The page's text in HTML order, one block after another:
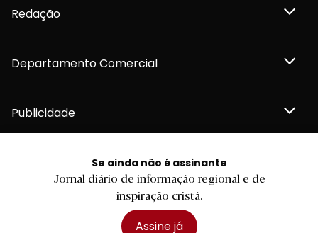
Se ainda não é assinante
Jornal diário de informação regional e de
inspiração cristã.
Assine já
Redação
Departamento Comercial
Publicidade
Privacidade e Cookies
Declaração de compromisso FSC®
Política de Confidencialidade